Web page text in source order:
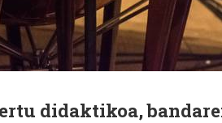
didaktikoa,